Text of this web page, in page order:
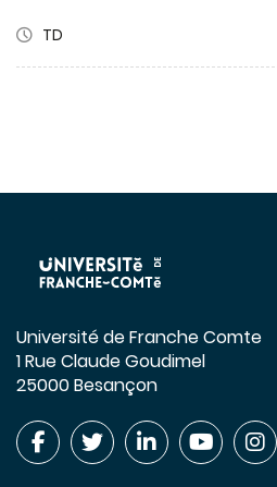
TD
Université de Franche Comte
1 Rue Claude Goudimel
25000 Besançon